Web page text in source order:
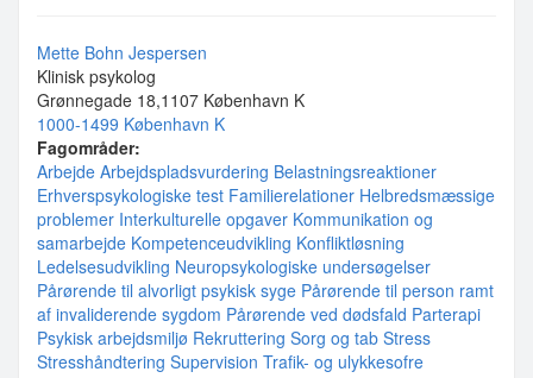
Mette Bohn Jespersen
Klinisk psykolog
Grønnegade 18,1107 København K
1000-1499 København K
Fagområder:
Arbejde Arbejdspladsvurdering Belastningsreaktioner
Erhverspsykologiske test Familierelationer Helbredsmæssige
problemer Interkulturelle opgaver Kommunikation og
samarbejde Kompetenceudvikling Konfliktløsning
Ledelsesudvikling Neuropsykologiske undersøgelser
Pårørende til alvorligt psykisk syge Pårørende til person ramt
af invaliderende sygdom Pårørende ved dødsfald Parterapi
Psykisk arbejdsmiljø Rekruttering Sorg og tab Stress
Stresshåndtering Supervision Trafik- og ulykkesofre